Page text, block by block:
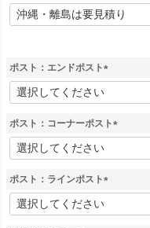
(
必
ポスト：エンドポスト
(
ポスト：コーナーポスト
(
ポスト：ラインポスト
(